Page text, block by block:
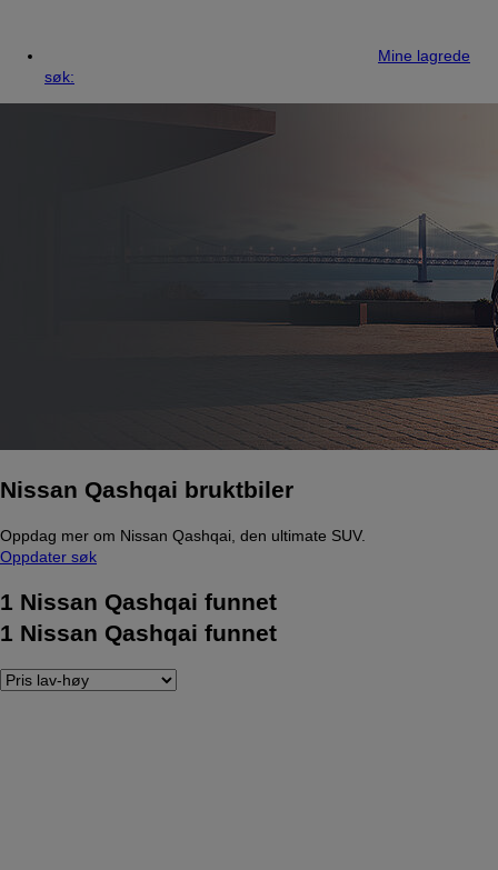
Mine lagrede
søk:
Nissan Qashqai bruktbiler
Oppdag mer om Nissan Qashqai, den ultimate SUV.
Oppdater søk
1 Nissan Qashqai funnet
1 Nissan Qashqai funnet